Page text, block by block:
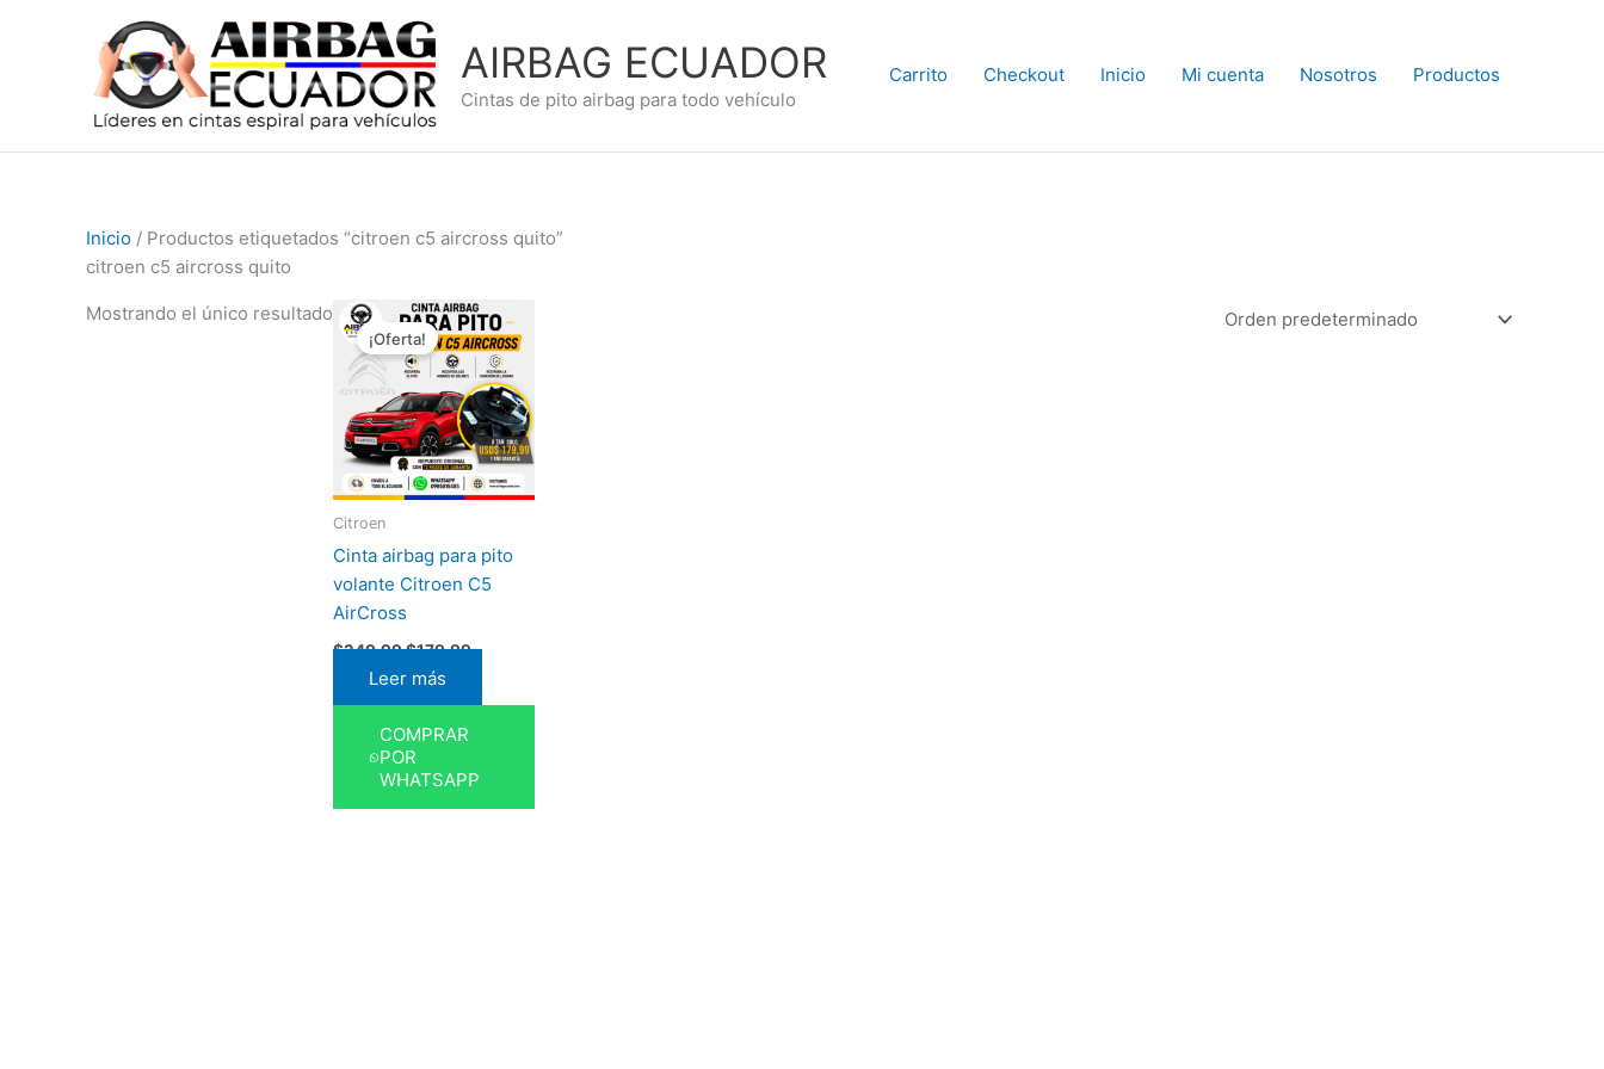
AIRBAG ECUADOR
Cintas de pito airbag para todo vehículo
Carrito Checkout Inicio Mi cuenta Nosotros Productos
Inicio / Productos etiquetados “citroen c5 aircross quito”
citroen c5 aircross quito
Mostrando el único resultado
¡Oferta!
Citroen
Cinta airbag para pito
volante Citroen C5
AirCross
$249,99
El
precio
original
era:
$249,99.
$179,99
El
precio
actual
es:
$179,99.
Leer más
COMPRAR
POR
WHATSAPP